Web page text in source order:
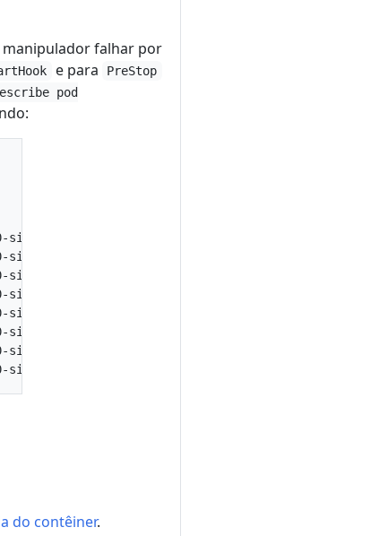
manipulador falhar por
e para PreStop
pod
SubObjectPath          Type      Reason
-------------          --------  ------
Normal    Scheduled
spec.containers{main}  Normal    Pulling
spec.containers{main}  Normal    Created
spec.containers{main}  Normal    Pulled
spec.containers{main}  Normal    Started
spec.containers{main}  Normal    Killing
spec.containers{main}  Normal    Killing
Warning
do contêiner.